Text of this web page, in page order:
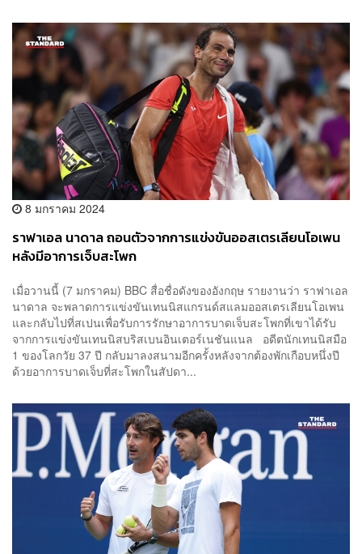
8 มกราคม 2024
ราฟาเอล นาดาล ถอนตัวจากการแข่งขันออสเตรเลียนโอเพน
หลังมีอาการเจ็บสะโพก
เมื่อวานนี้ (7 มกราคม) BBC สื่อชื่อดังของอังกฤษ รายงานว่า ราฟาเอล
นาดาล จะพลาดการแข่งขันเทนนิสแกรนด์สแลมออสเตรเลียนโอเพน
และกลับไปที่สเปนเพื่อรับการรักษาอาการบาดเจ็บสะโพกที่เขาได้รับ
จากการแข่งขันเทนนิสบริสเบนอินเตอร์เนชันแนล อดีตนักเทนนิสมือ
1 ของโลกวัย 37 ปี กลับมาลงสนามอีกครั้งหลังจากต้องพักเกือบหนึ่งปี
ด้วยอาการบาดเจ็บที่สะโพกในสัปดา...